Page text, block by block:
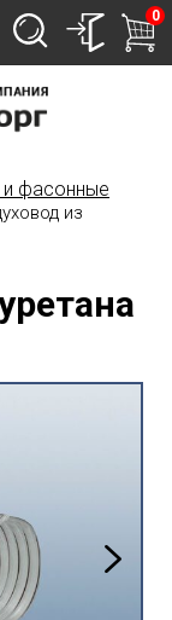
0
фасонные
из